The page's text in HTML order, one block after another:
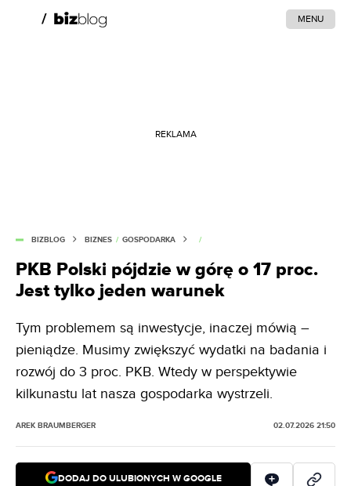
MENU
REKLAMA
BIZBLOG BIZNES / GOSPODARKA /
PKB Polski pójdzie w górę o 17 proc.
Jest tylko jeden warunek
Tym problemem są inwestycje, inaczej mówią –
pieniądze. Musimy zwiększyć wydatki na badania i
rozwój do 3 proc. PKB. Wtedy w perspektywie
kilkunastu lat nasza gospodarka wystrzeli.
AREK BRAUMBERGER 02.07.2026 21:50
DODAJ DO ULUBIONYCH W GOOGLE